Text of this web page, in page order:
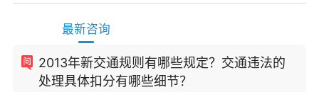
最新咨询
2013年新交通规则有哪些规定？交通违法的
处理具体扣分有哪些细节？